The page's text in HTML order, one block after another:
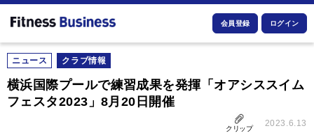
会員登録 ログイン
ニュース クラブ情報
横浜国際プールで練習成果を発揮「オアシススイム
フェスタ2023」8月20日開催
クリップ
2023.6.13